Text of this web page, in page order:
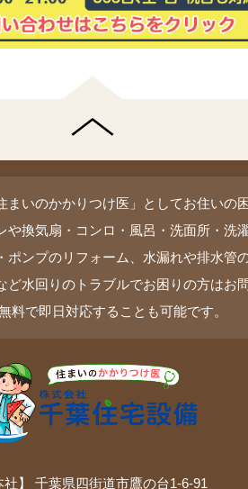
まいのかかりつけ医」としてお住いの
や換気扇・コンロ・風呂・洗面所・洗
ポンプのリフォーム、水漏れや排水管
ど水回りのトラブルでお困りの方はお
料で即日対応することも可能です。
社】 千葉県四街道市鷹の台1-6-91